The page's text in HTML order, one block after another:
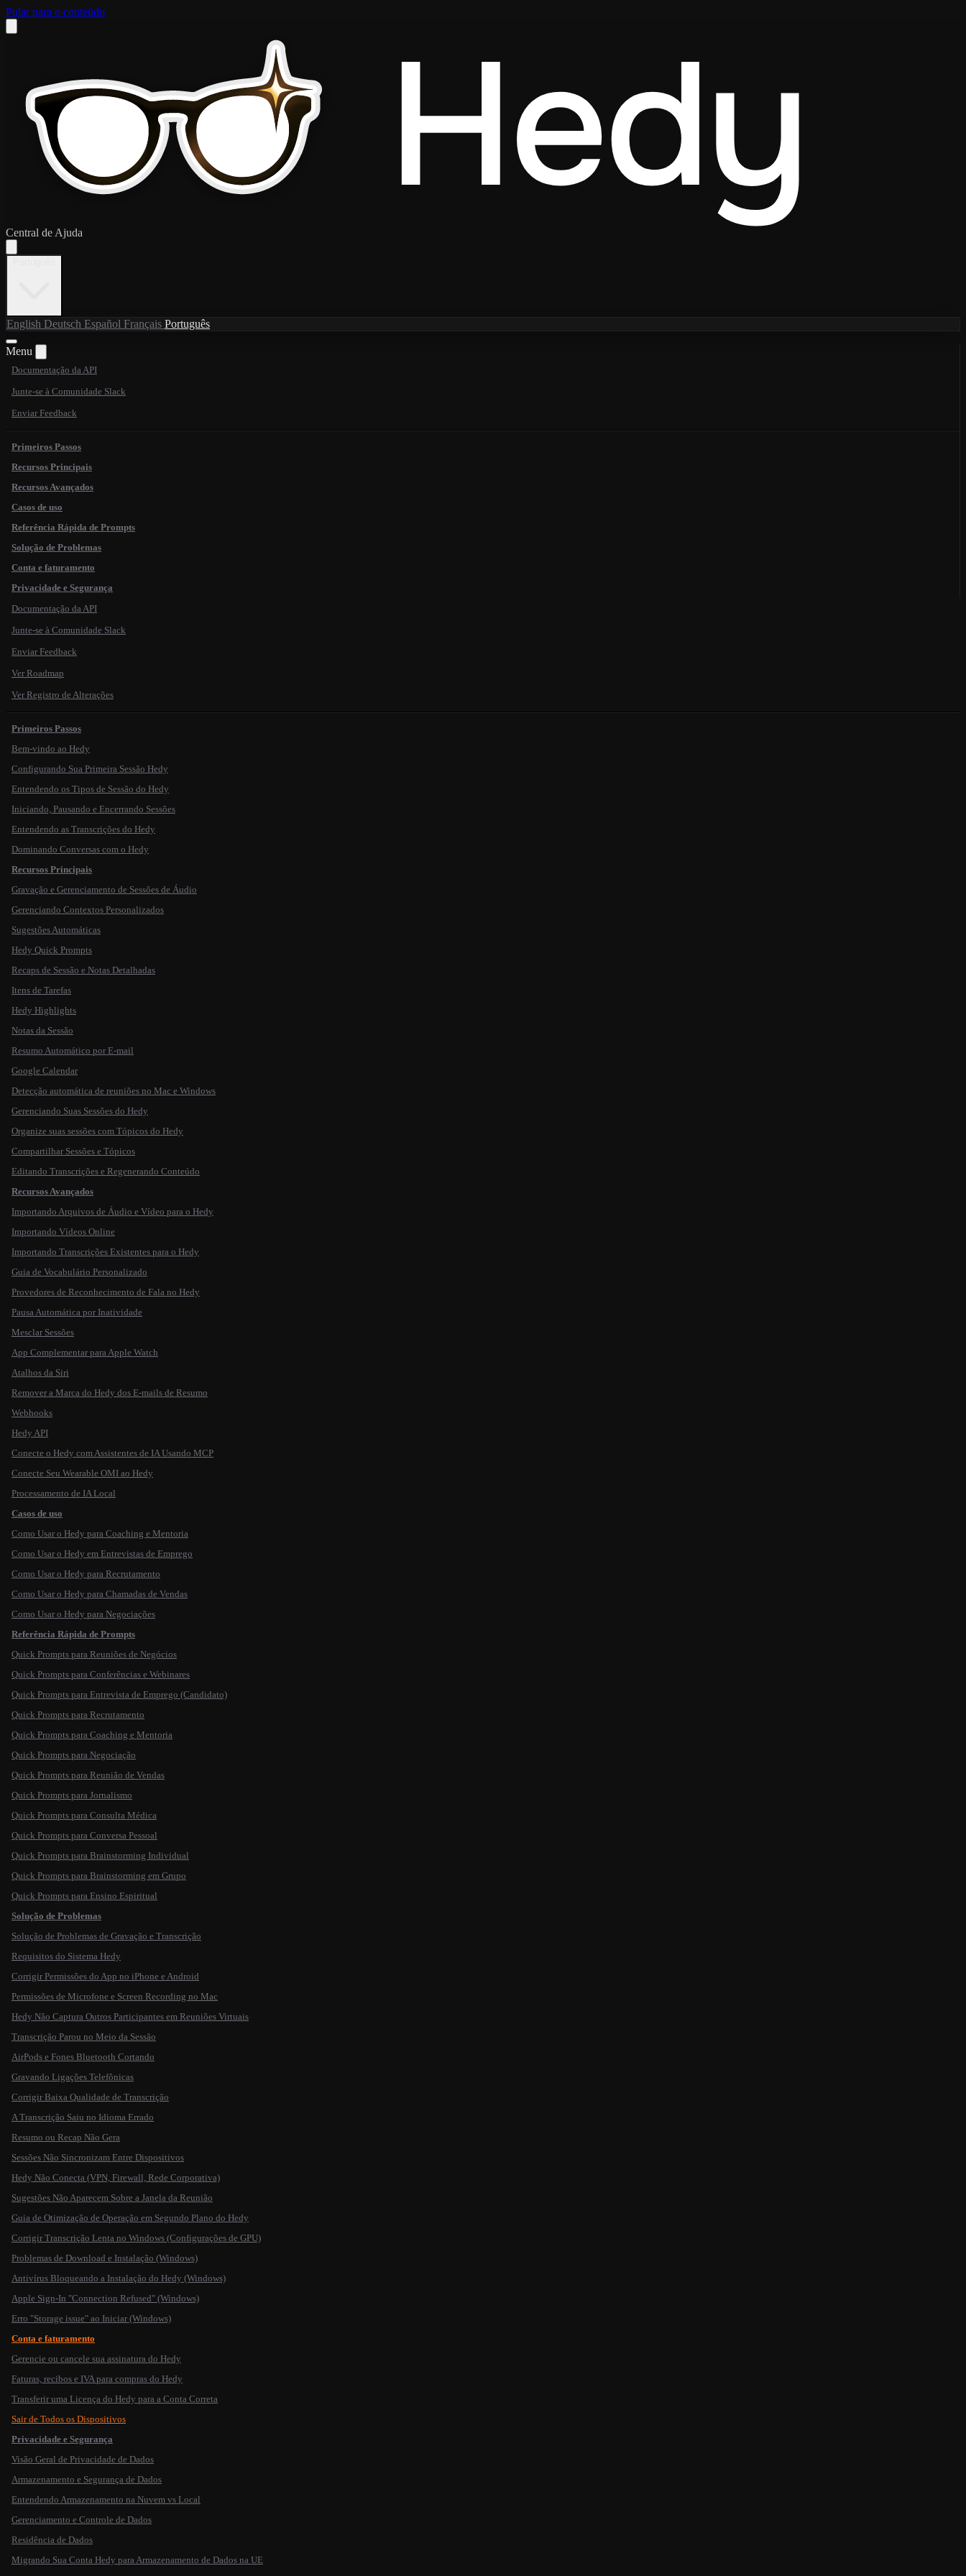
Pular para o conteúdo
Central de Ajuda
English Deutsch Español Français Português
Menu
Documentação da API
Junte-se à Comunidade Slack
Enviar Feedback
Primeiros Passos
Recursos Principais
Recursos Avançados
Casos de uso
Referência Rápida de Prompts
Solução de Problemas
Conta e faturamento
Privacidade e Segurança
Documentação da API
Junte-se à Comunidade Slack
Enviar Feedback
Ver Roadmap
Ver Registro de Alterações
Primeiros Passos
Bem-vindo ao Hedy
Configurando Sua Primeira Sessão Hedy
Entendendo os Tipos de Sessão do Hedy
Iniciando, Pausando e Encerrando Sessões
Entendendo as Transcrições do Hedy
Dominando Conversas com o Hedy
Recursos Principais
Gravação e Gerenciamento de Sessões de Áudio
Gerenciando Contextos Personalizados
Sugestões Automáticas
Hedy Quick Prompts
Recaps de Sessão e Notas Detalhadas
Itens de Tarefas
Hedy Highlights
Notas da Sessão
Resumo Automático por E-mail
Google Calendar
Detecção automática de reuniões no Mac e Windows
Gerenciando Suas Sessões do Hedy
Organize suas sessões com Tópicos do Hedy
Compartilhar Sessões e Tópicos
Editando Transcrições e Regenerando Conteúdo
Recursos Avançados
Importando Arquivos de Áudio e Vídeo para o Hedy
Importando Vídeos Online
Importando Transcrições Existentes para o Hedy
Guia de Vocabulário Personalizado
Provedores de Reconhecimento de Fala no Hedy
Pausa Automática por Inatividade
Mesclar Sessões
App Complementar para Apple Watch
Atalhos da Siri
Remover a Marca do Hedy dos E-mails de Resumo
Webhooks
Hedy API
Conecte o Hedy com Assistentes de IA Usando MCP
Conecte Seu Wearable OMI ao Hedy
Processamento de IA Local
Casos de uso
Como Usar o Hedy para Coaching e Mentoria
Como Usar o Hedy em Entrevistas de Emprego
Como Usar o Hedy para Recrutamento
Como Usar o Hedy para Chamadas de Vendas
Como Usar o Hedy para Negociações
Referência Rápida de Prompts
Quick Prompts para Reuniões de Negócios
Quick Prompts para Conferências e Webinares
Quick Prompts para Entrevista de Emprego (Candidato)
Quick Prompts para Recrutamento
Quick Prompts para Coaching e Mentoria
Quick Prompts para Negociação
Quick Prompts para Reunião de Vendas
Quick Prompts para Jornalismo
Quick Prompts para Consulta Médica
Quick Prompts para Conversa Pessoal
Quick Prompts para Brainstorming Individual
Quick Prompts para Brainstorming em Grupo
Quick Prompts para Ensino Espiritual
Solução de Problemas
Solução de Problemas de Gravação e Transcrição
Requisitos do Sistema Hedy
Corrigir Permissões do App no iPhone e Android
Permissões de Microfone e Screen Recording no Mac
Hedy Não Captura Outros Participantes em Reuniões Virtuais
Transcrição Parou no Meio da Sessão
AirPods e Fones Bluetooth Cortando
Gravando Ligações Telefônicas
Corrigir Baixa Qualidade de Transcrição
A Transcrição Saiu no Idioma Errado
Resumo ou Recap Não Gera
Sessões Não Sincronizam Entre Dispositivos
Hedy Não Conecta (VPN, Firewall, Rede Corporativa)
Sugestões Não Aparecem Sobre a Janela da Reunião
Guia de Otimização de Operação em Segundo Plano do Hedy
Corrigir Transcrição Lenta no Windows (Configurações de GPU)
Problemas de Download e Instalação (Windows)
Antivírus Bloqueando a Instalação do Hedy (Windows)
Apple Sign-In "Connection Refused" (Windows)
Erro "Storage issue" ao Iniciar (Windows)
Conta e faturamento
Gerencie ou cancele sua assinatura do Hedy
Faturas, recibos e IVA para compras do Hedy
Transferir uma Licença do Hedy para a Conta Correta
Sair de Todos os Dispositivos
Privacidade e Segurança
Visão Geral de Privacidade de Dados
Armazenamento e Segurança de Dados
Entendendo Armazenamento na Nuvem vs Local
Gerenciamento e Controle de Dados
Residência de Dados
Migrando Sua Conta Hedy para Armazenamento de Dados na UE